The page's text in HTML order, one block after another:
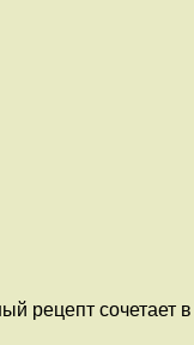
рецепт сочетает